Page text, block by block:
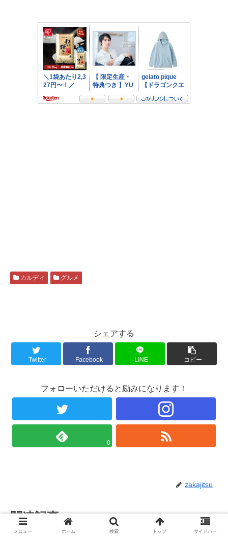
カルディ グルメ
シェアする
Twitter Facebook LINE コピー
フォローいただけると励みになります！
0
zakajitsu
関連記事
メニュー ホーム 検索 トップ サイドバー